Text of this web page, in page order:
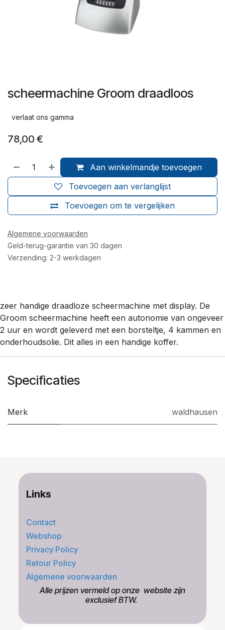
scheermachine Groom draadloos
verlaat ons gamma
78,00 €
Aan winkelmandje toevoegen
Toevoegen om te vergelijken
Toevoegen aan verlanglijst
Algemene voorwaarden
Geld-terug-garantie van 30 dagen
Verzending: 2-3 werkdagen
zeer handige draadloze scheermachine met display. De
Groom scheermachine heeft een autonomie van ongeveer
2 uur en wordt geleverd met een borsteltje, 4 kammen en
onderhoudsolie. Dit alles in een handige koffer.
Specificaties
Merk waldhausen
Links
Contact
Webshop
Privacy Policy
Retour Policy
Algemene voorwaarden
​Alle prijzen vermeld op onze ​website zijn
exclusief BTW.